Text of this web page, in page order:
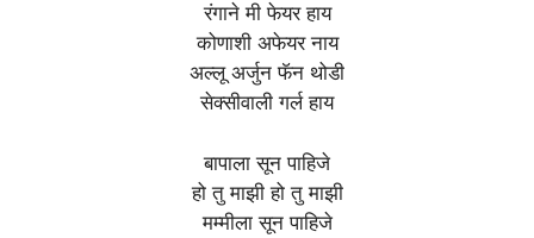
रंगाने मी फेयर हाय
कोणाशी अफेयर नाय
अल्लू अर्जुन फॅन थोडी
सेक्सीवाली गर्ल हाय
बापाला सून पाहिजे
हो तु माझी हो तु माझी
मम्मीला सून पाहिजे